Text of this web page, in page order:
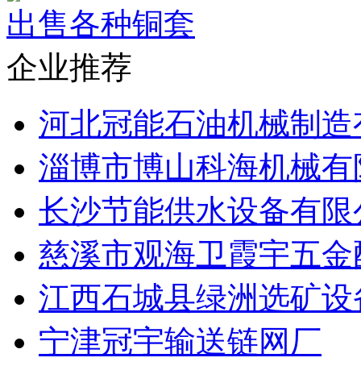
出售各种铜套
企业推荐
河北冠能石油机械制
淄博市博山科海机械
长沙节能供水设备有限
慈溪市观海卫霞宇五
江西石城县绿洲选矿
宁津冠宇输送链网厂